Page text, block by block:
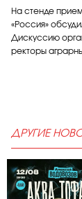
На стенде
«Россия»
Дискуссию
ректоры
ДРУГИЕ